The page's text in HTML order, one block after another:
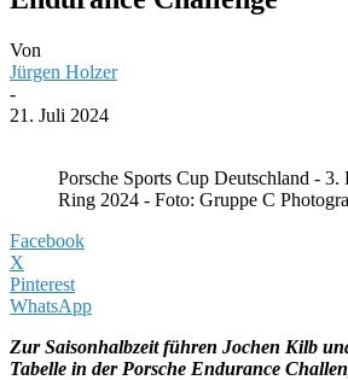
Von
Jürgen Holzer
-
21. Juli 2024
Porsche Sports Cup Deutschland -
Ring 2024 - Foto: Gruppe C
Facebook
X
Pinterest
WhatsApp
Zur Saisonhalbzeit führen Jochen Kilb
Tabelle in der Porsche Endurance